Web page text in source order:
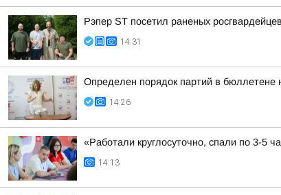
Рэпер ST посетил раненых
14:31
Определен порядок партий в бюллетене
14:26
«Работали круглосуточно, спали по 3-5
14:13